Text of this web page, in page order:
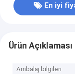
En iyi
Ürün Açıklaması
Ambalaj bilgileri